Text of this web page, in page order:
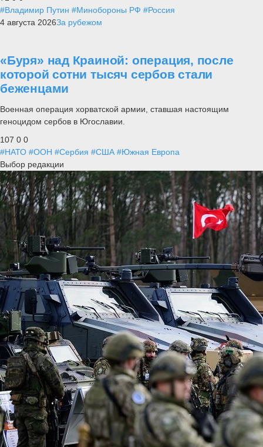
#Владимир Путин #Минобороны РФ #Россия
4 августа 2026За рубежом
«Буря» над Краиной: операция, после
которой сотни тысяч сербов стали
беженцами
Военная операция хорватской армии, ставшая настоящим
геноцидом сербов в Югославии.
107 0 0
#НАТО #ООН #Сербия #США #Южная Европа
Выбор редакции